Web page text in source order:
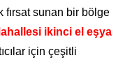
fırsat sunan bir bölge
ikinci el eşya
için çeşitli